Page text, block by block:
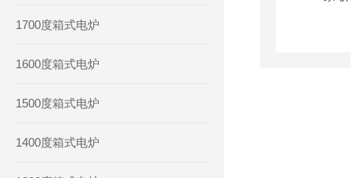
1700度箱式电炉
1600度箱式电炉
1500度箱式电炉
1400度箱式电炉